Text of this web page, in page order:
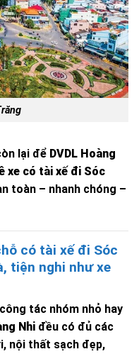
lại để DVDL Hoàng
xe có tài xế đi Sóc
toàn – nhanh chóng –
có tài xế đi Sóc
tiện nghi như xe
tác nhóm nhỏ hay
Nhi đều có đủ các
nội thất sạch đẹp,